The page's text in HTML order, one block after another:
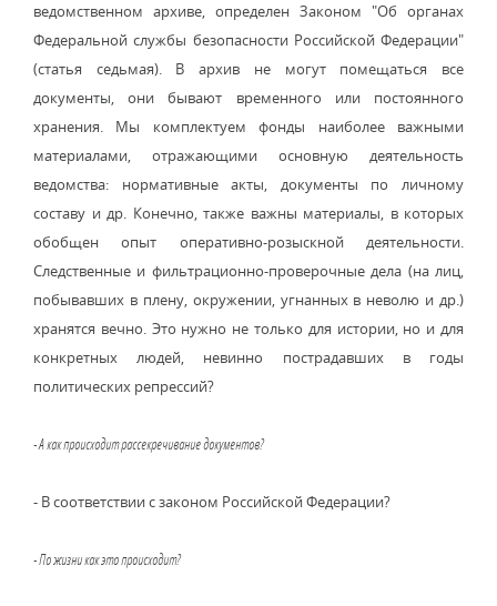
ведомственном архиве, определен Законом "Об органах
Федеральной службы безопасности Российской Федерации"
(статья седьмая). В архив не могут помещаться все
документы, они бывают временного или постоянного
хранения. Мы комплектуем фонды наиболее важными
материалами, отражающими основную деятельность
ведомства: нормативные акты, документы по личному
составу и др. Конечно, также важны материалы, в которых
обобщен опыт оперативно-розыскной деятельности.
Следственные и фильтрационно-проверочные дела (на лиц,
побывавших в плену, окружении, угнанных в неволю и др.)
хранятся вечно. Это нужно не только для истории, но и для
конкретных людей, невинно пострадавших в годы
политических репрессий?
- А как происходит рассекречивание документов?
- В соответствии с законом Российской Федерации?
- По жизни как это происходит?